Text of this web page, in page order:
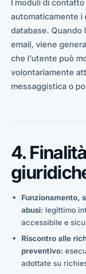
I moduli di
automaticamente i
database. Quando
email, viene
che l’utente può
volontariamente
messaggistica o
4.
Funzionamento,
abusi: legittimo
accessibile e
Riscontro alle
preventivo:
adottate su